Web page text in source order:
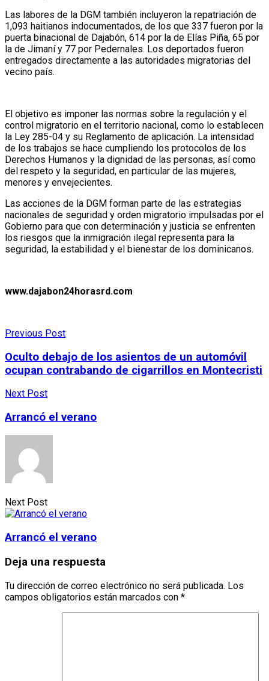
Las labores de la DGM también incluyeron la repatriación de
1,093 haitianos indocumentados, de los que 337 fueron por la
puerta binacional de Dajabón, 614 por la de Elías Piña, 65 por
la de Jimaní y 77 por Pedernales. Los deportados fueron
entregados directamente a las autoridades migratorias del
vecino país.
El objetivo es imponer las normas sobre la regulación y el
control migratorio en el territorio nacional, como lo establecen
la Ley 285-04 y su Reglamento de aplicación. La intensidad
de los trabajos se hace cumpliendo los protocolos de los
Derechos Humanos y la dignidad de las personas, así como
del respeto y la seguridad, en particular de las mujeres,
menores y envejecientes.
Las acciones de la DGM forman parte de las estrategias
nacionales de seguridad y orden migratorio impulsadas por el
Gobierno para que con determinación y justicia se enfrenten
los riesgos que la inmigración ilegal representa para la
seguridad, la estabilidad y el bienestar de los dominicanos.
www.dajabon24horasrd.com
Previous Post
Oculto debajo de los asientos de un automóvil
ocupan contrabando de cigarrillos en Montecristi
Next Post
Arrancó el verano
Next Post
Arrancó el verano
Deja una respuesta
Tu dirección de correo electrónico no será publicada. Los
campos obligatorios están marcados con *